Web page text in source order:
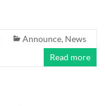
Announce, News
Read more